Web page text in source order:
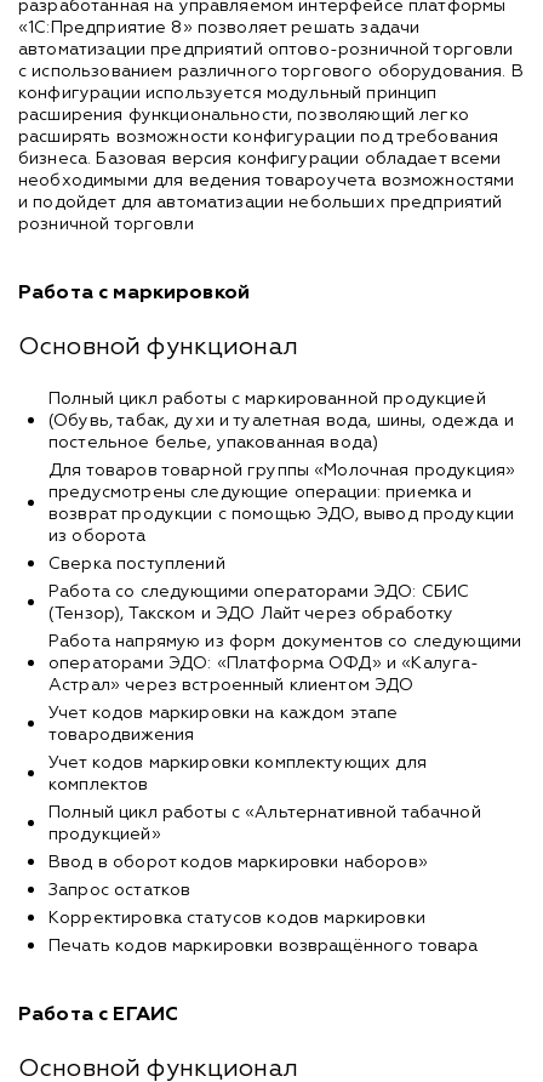
разработанная на управляемом интерфейсе платформы
«1С:Предприятие 8» позволяет решать задачи
автоматизации предприятий оптово-розничной торговли
с использованием различного торгового оборудования. В
конфигурации используется модульный принцип
расширения функциональности, позволяющий легко
расширять возможности конфигурации под требования
бизнеса. Базовая версия конфигурации обладает всеми
необходимыми для ведения товароучета возможностями
и подойдет для автоматизации небольших предприятий
розничной торговли
Работа с маркировкой
Основной функционал
Полный цикл работы с маркированной продукцией
(Обувь, табак, духи и туалетная вода, шины, одежда и
постельное белье, упакованная вода)
Для товаров товарной группы «Молочная продукция»
предусмотрены следующие операции: приемка и
возврат продукции с помощью ЭДО, вывод продукции
из оборота
Сверка поступлений
Работа со следующими операторами ЭДО: СБИС
(Тензор), Такском и ЭДО Лайт через обработку
Работа напрямую из форм документов со следующими
операторами ЭДО: «Платформа ОФД» и «Калуга-
Астрал» через встроенный клиентом ЭДО
Учет кодов маркировки на каждом этапе
товародвижения
Учет кодов маркировки комплектующих для
комплектов
Полный цикл работы с «Альтернативной табачной
продукцией»
Ввод в оборот кодов маркировки наборов»
Запрос остатков
Корректировка статусов кодов маркировки
Печать кодов маркировки возвращённого товара
Работа с ЕГАИС
Основной функционал